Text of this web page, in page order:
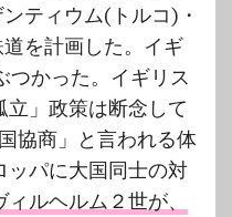
ティウム(トルコ)・
を計画した。イギ
つかった。イギリス
」政策は断念して
協商」と言われる体
ッパに大国同士の対
ィルヘルム２世が、